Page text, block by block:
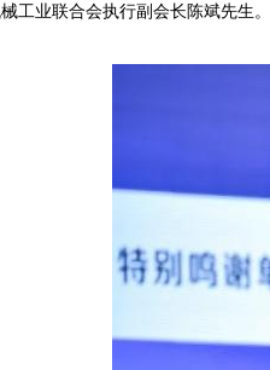
工业联合会执行副会长陈斌先生